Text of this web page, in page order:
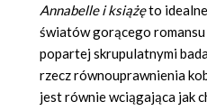
Annabelle i książęto
światów gorącego
popartej skrupulatnymi
rzecz równouprawnienia
jest równie wciągająca jak